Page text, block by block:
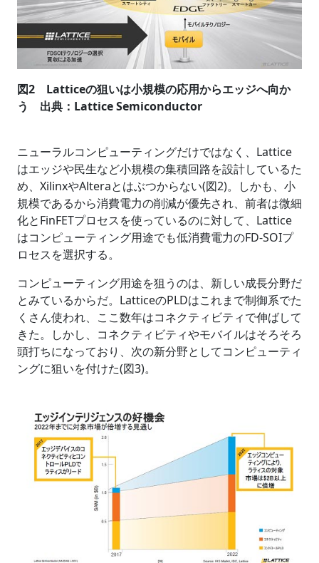
図2 Latticeの狙いは小規模の応用からエッジへ向か
う 出典：Lattice Semiconductor
ニューラルコンピューティングだけではなく、Lattice
はエッジや民生など小規模の集積回路を設計しているた
め、XilinxやAlteraとはぶつからない(図2)。しかも、小
規模であるから消費電力の削減が優先され、前者は微細
化とFinFETプロセスを使っているのに対して、Lattice
はコンピューティング用途でも低消費電力のFD-SOIプ
ロセスを選択する。
コンピューティング用途を狙うのは、新しい成長分野だ
とみているからだ。LatticeのPLDはこれまで制御系でた
くさん使われ、ここ数年はコネクティビティで伸ばして
きた。しかし、コネクティビティやモバイルはそろそろ
頭打ちになっており、次の新分野としてコンピューティ
ングに狙いを付けた(図3)。